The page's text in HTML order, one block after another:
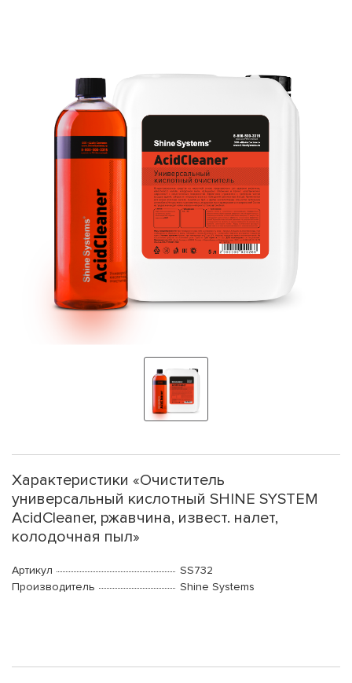
Характеристики «Очиститель
универсальный кислотный SHINE SYSTEM
AcidCleaner, ржавчина, извест. налет,
колодочная пыл»
Артикул
SS732
Производитель
Shine Systems